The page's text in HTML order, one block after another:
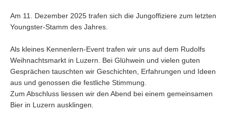
Am 11. Dezember 2025 trafen sich die Jungoffiziere zum letzten
Youngster-Stamm des Jahres.
Als kleines Kennenlern-Event trafen wir uns auf dem Rudolfs
Weihnachtsmarkt in Luzern. Bei Glühwein und vielen guten
Gesprächen tauschten wir Geschichten, Erfahrungen und Ideen
aus und genossen die festliche Stimmung.
Zum Abschluss liessen wir den Abend bei einem gemeinsamen
Bier in Luzern ausklingen.